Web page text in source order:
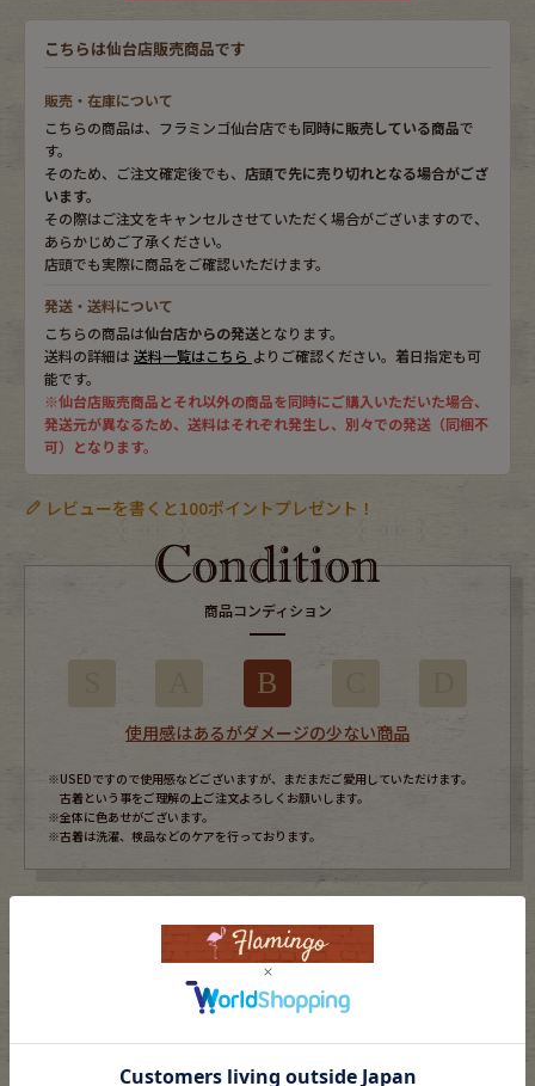
Eye Wear Cap
Accessory Shoes
Belt
Keyring vintage bicycle
FAFATT
こちらは仙台店販売商品です
販売・在庫について
こちらの商品は、フラミンゴ仙台店でも同時に販売している商品で
す。
そのため、ご注文確定後でも、 店頭で先に売り切れとなる場合がござ
います。
その際はご注文をキャンセルさせていただく場合がございますので、
あらかじめご了承ください。
店頭でも実際に商品をご確認いただけます。
発送・送料について
こちらの商品は仙台店からの発送となります。
送料の詳細は 送料一覧はこちら よりご確認ください。着日指定も可
能です。
※仙台店販売商品とそれ以外の商品を同時にご購入いただいた場合、
発送元が異なるため、送料はそれぞれ発生し、別々での発送（同梱不
可）となります。
レビューを書くと100ポイントプレゼント！
商品コンディション
B
使用感はあるがダメージの少ない商品
※USEDですので使用感などございますが、まだまだご愛用していただけます。
古着という事をご理解の上ご注文よろしくお願いします。
※全体に色あせがございます。
※古着は洗濯、検品などのケアを行っております。
XL
RALPHLAUREN/ラルフローレン